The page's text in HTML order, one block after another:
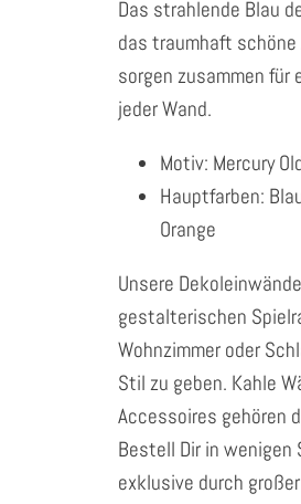
Das strahlende Blau
das traumhaft
sorgen zusammen für
jeder Wand.
Motiv: Mercury
Hauptfarben:
Orange
Unsere
gestalterischen
Wohnzimmer oder
Stil zu geben. Kahle
Accessoires gehören
Bestell Dir in wenigen
exklusive durch